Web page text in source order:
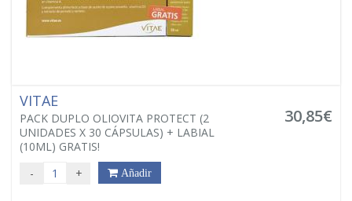
VITAE
PACK DUPLO OLIOVITA PROTECT (2
UNIDADES X 30 CÁPSULAS) + LABIAL
(10ML) GRATIS!
30,85€
- + Añadir